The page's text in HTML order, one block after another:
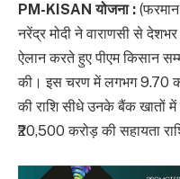
PM-KISAN योजना :
नरेंद्र मोदी ने वाराणसी से
ऐलान करते हुए पीएम किसान
की। इस चरण में लगभग 9.70
की राशि सीधे उनके बैंक खातों
₹20,500 करोड़ की सहायता